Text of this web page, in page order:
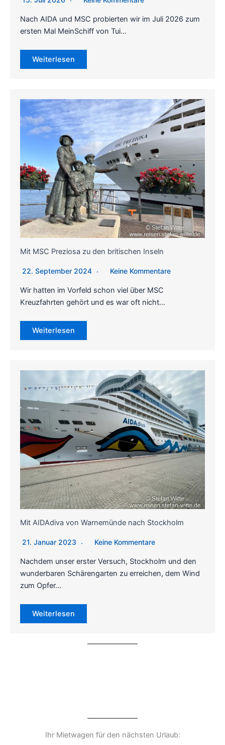
Nach AIDA und MSC probierten wir im Juli 2026 zum
ersten Mal MeinSchiff von Tui…
Weiterlesen
Mit MSC Preziosa zu den britischen Inseln
22. September 2024 Keine Kommentare
Wir hatten im Vorfeld schon viel über MSC
Kreuzfahrten gehört und es war oft nicht…
Weiterlesen
Mit AIDAdiva von Warnemünde nach Stockholm
21. Januar 2023 Keine Kommentare
Nachdem unser erster Versuch, Stockholm und den
wunderbaren Schärengarten zu erreichen, dem Wind
zum Opfer…
Weiterlesen
Ihr Mietwagen für den nächsten Urlaub: